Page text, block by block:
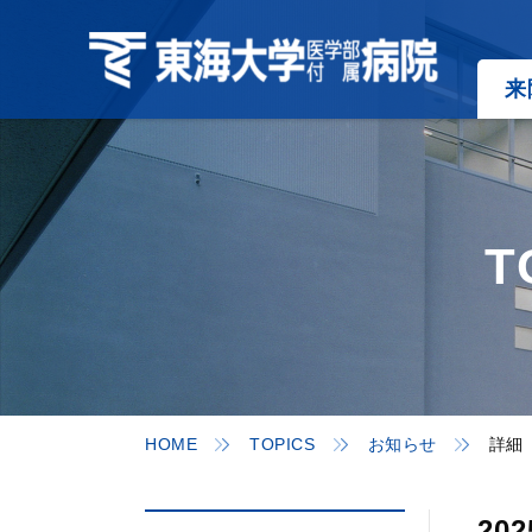
来
HOME TOPICS お知らせ 詳細